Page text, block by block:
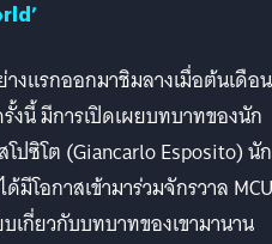
งแรกออกมาชิมลางเมื่อต้นเดือ
งนี้ มีการเปิดเผยบทบาทของนัก
ปซิโต (Giancarlo Esposito) นัก
โอกาสเข้ามาร่วมจักรวาล MCU
เกี่ยวกับบทบาทของเขามานาน